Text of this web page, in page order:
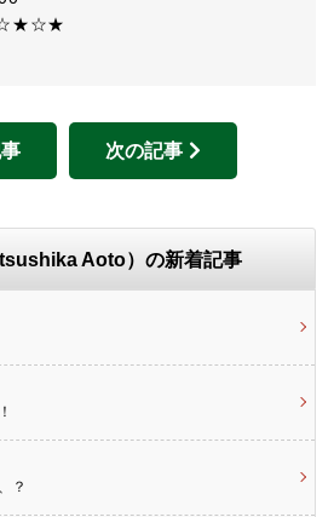
次の記事
Aoto）の新着記事
？